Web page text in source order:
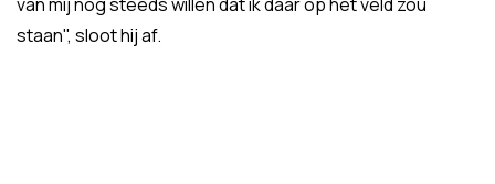
staan", sloot hij af.